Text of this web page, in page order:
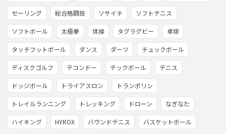
セーリング 総合格闘技 ソサイチ ソフトテニス
ソフトボール 太極拳 体操 タグラグビー 卓球
タッチフットボール ダンス ダーツ チュックボール
ディスクゴルフ テコンドー テックボール テニス
ドッジボール トライアスロン トランポリン
トレイルランニング トレッキング ドローン なぎなた
ハイキング HYROX バウンドテニス バスケットボール